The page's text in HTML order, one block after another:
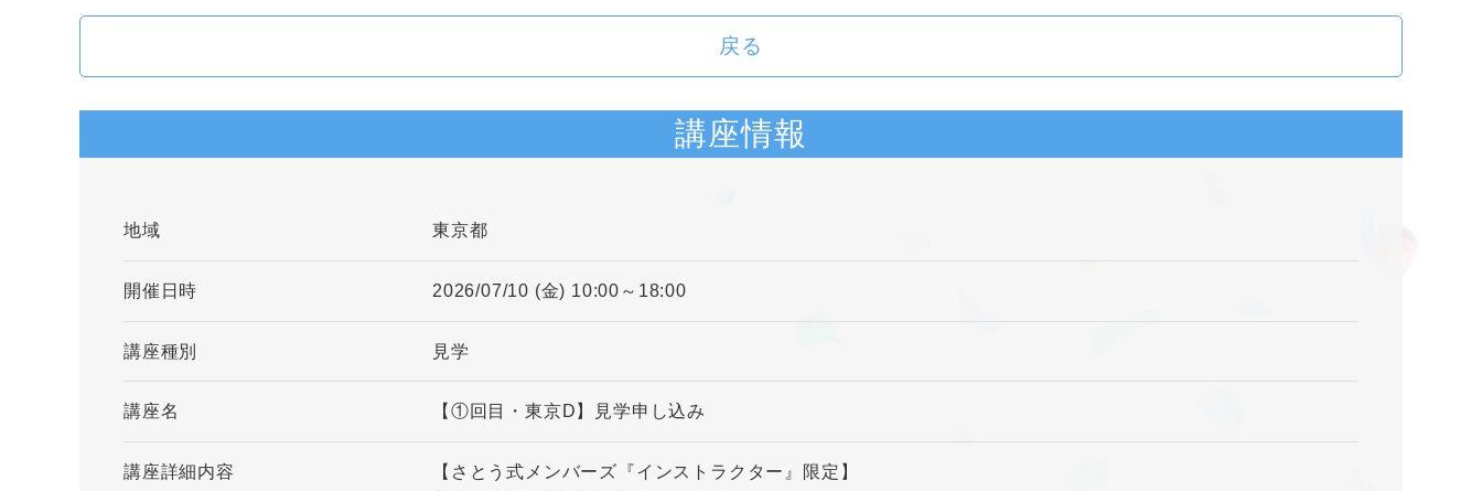
戻る
講座情報
地域 東京都
開催日時 2026/07/10 (金) 10:00～18:00
講座種別 見学
講座名 【①回目・東京D】見学申し込み
講座詳細内容
【さとう式メンバーズ『インストラクター』限定】